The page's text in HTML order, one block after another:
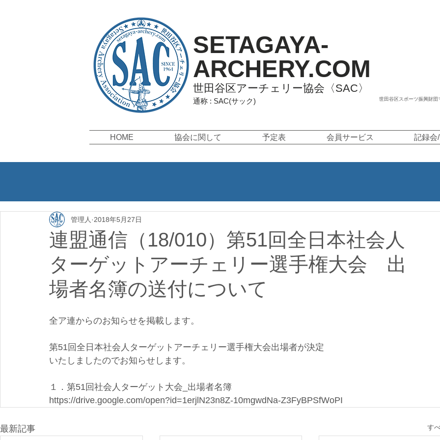
SETAGAYA-
ARCHERY.COM
世田谷区アーチェリー協会〈SAC〉
世田谷区スポーツ振興財
通称 : SAC(サック)
HOME 協会に関して 予定表 会員サービス 記録会
連盟通信（18/010）第51回全日本社会人
ターゲットアーチェリー選手権大会 出
場者名簿の送付について
管理人 2018年5月27日
全ア連からのお知らせを掲載します。
第51回全日本社会人ターゲットアーチェリー選手権大会出場者が決定
いたしましたのでお知らせします。
１．第51回社会人ターゲット大会_出場者名簿
https://drive.google.com/open?id=1erjlN23n8Z-10mgwdNa-Z3FyBPSfWoPI
最新記事 す